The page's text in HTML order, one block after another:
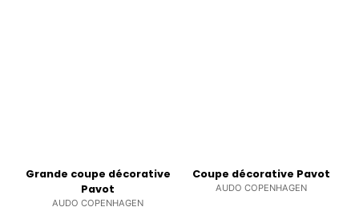
Grande coupe décorative
Pavot
AUDO COPENHAGEN
Coupe décorative Pavot
AUDO COPENHAGEN